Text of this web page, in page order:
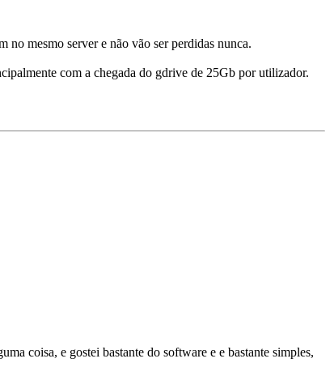
mesmo server e não vão ser perdidas nunca.
com a chegada do gdrive de 25Gb por utilizador.
coisa, e gostei bastante do software e e bastante simples,